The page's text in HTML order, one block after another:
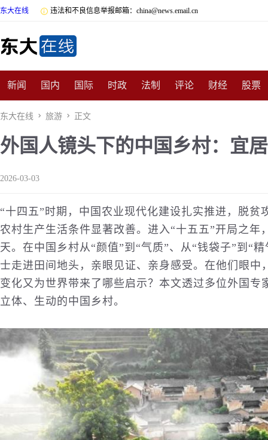
东大在线  违法和不良信息举报邮箱：china@news.email.cn
新闻 国内 国际 时政 法制 评论 财经 股票
数码 民俗 招商
非遗 公益 娱乐 游戏 影视 明星 时尚 体育
东大在线  旅游  正文
外国人镜头下的中国乡村：宜
2026-03-03
“十四五”时期，中国 农业现代化建设扎实推进，脱贫
农村生产生活条件显著改善。进入“十五五”开局之
天。在中国乡村从“颜值”到“气质”、从“钱袋子”到“
士走进田间地头，亲眼见证、亲身感受。在他们眼
变化又为世界带来了哪些启示？本文透过多位外国
立体、生动的中国乡村。